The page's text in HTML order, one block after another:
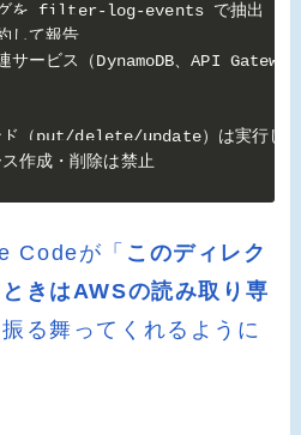
グを filter-log-events で抽出
して報告
ービス（DynamoDB、API
ド（put/delete/update）は実行し
作成・削除は禁止
Codeが「 このディレク
きはAWSの読み取り専
振る舞ってくれるように